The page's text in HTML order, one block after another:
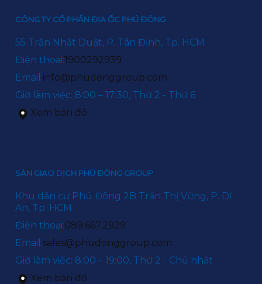
CÔNG TY CỔ PHẦN ĐỊA ỐC PHÚ ĐÔNG
55 Trần Nhật Duật, P. Tân Định, Tp. HCM
Điện thoại:1900292939
Email:info@phudonggroup.com
Giờ làm việc: 8:00 – 17:30, Thứ 2 - Thứ 6
Xem bản đồ
SÀN GIAO DỊCH PHÚ ĐÔNG GROUP
Khu dân cư Phú Đông 2B Trần Thị Vững, P. Dĩ
An, Tp. HCM
Điện thoại:089.667.2929
Email:sales@phudonggroup.com
Giờ làm việc: 8:00 – 19:00, Thứ 2 - Chủ nhật
Xem bản đồ